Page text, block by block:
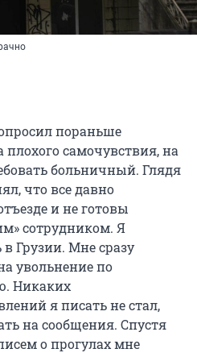
пораньше
плохого самочувствия, на
больничный. Глядя
что все давно
и не готовы
сотрудником. Я
Грузии. Мне сразу
увольнение по
Никаких
я писать не стал,
на сообщения. Спустя
о прогулах мне